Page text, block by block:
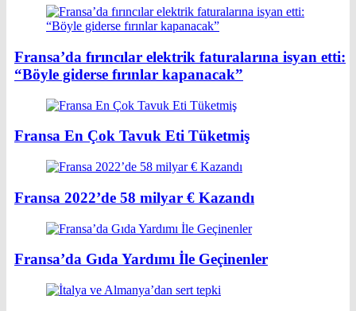
Fransa’da fırıncılar elektrik faturalarına isyan etti:
“Böyle giderse fırınlar kapanacak”
Fransa En Çok Tavuk Eti Tüketmiş
Fransa 2022’de 58 milyar € Kazandı
Fransa’da Gıda Yardımı İle Geçinenler